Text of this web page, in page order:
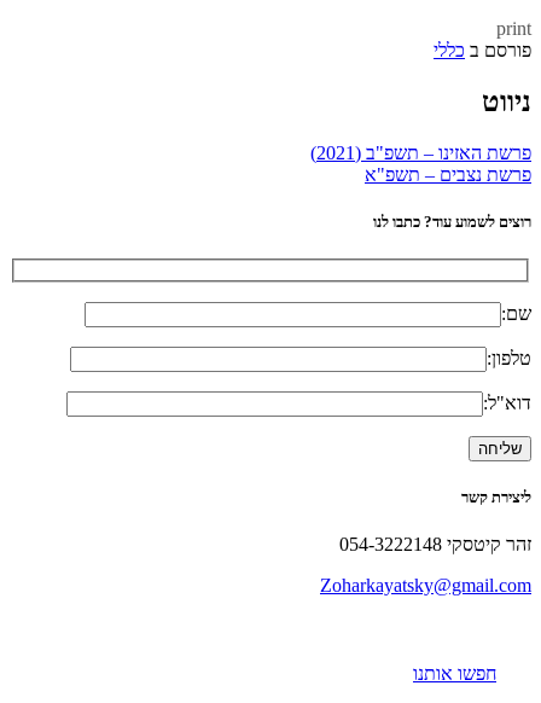
print
פורסם ב כללי
ניווט
פרשת האזינו – תשפ"ב (2021)
פרשת נצבים – תשפ"א
רוצים לשמוע עוד? כתבו לנו
שם:
טלפון:
דוא"ל:
ליצירת קשר
זהר קיטסקי 054-3222148
Zoharkayatsky@gmail.com
חפשו אותנו